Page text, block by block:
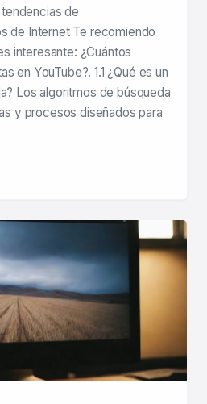
de
de Internet Te recomiendo
interesante: ¿Cuántos
en YouTube?. 1.1 ¿Qué es un
Los algoritmos de búsqueda
y procesos diseñados para